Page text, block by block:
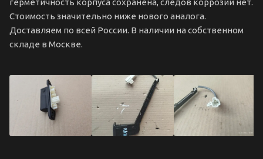
герметичность корпуса сохранена, следов коррозии нет.
Стоимость значительно ниже нового аналога.
Доставляем по всей России. В наличии на собственном
складе в Москве.